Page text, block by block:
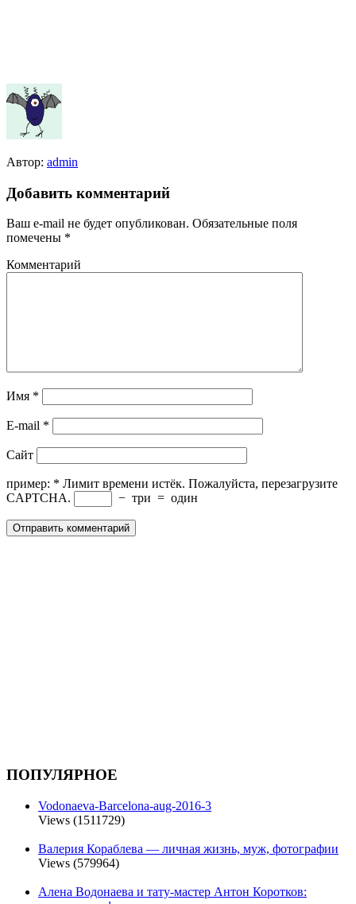
Автор: admin
Добавить комментарий
Ваш e-mail не будет опубликован. Обязательные поля
помечены *
Комментарий
Имя *
E-mail *
Сайт
пример: * Лимит времени истёк. Пожалуйста, перезагрузите
CAPTCHA.
− три = один
ПОПУЛЯРНОЕ
Vodonaeva-Barcelona-aug-2016-3
Views (1511729)
Валерия Кораблева — личная жизнь, муж, фотографии
Views (579964)
Алена Водонаева и тату-мастер Антон Коротков: